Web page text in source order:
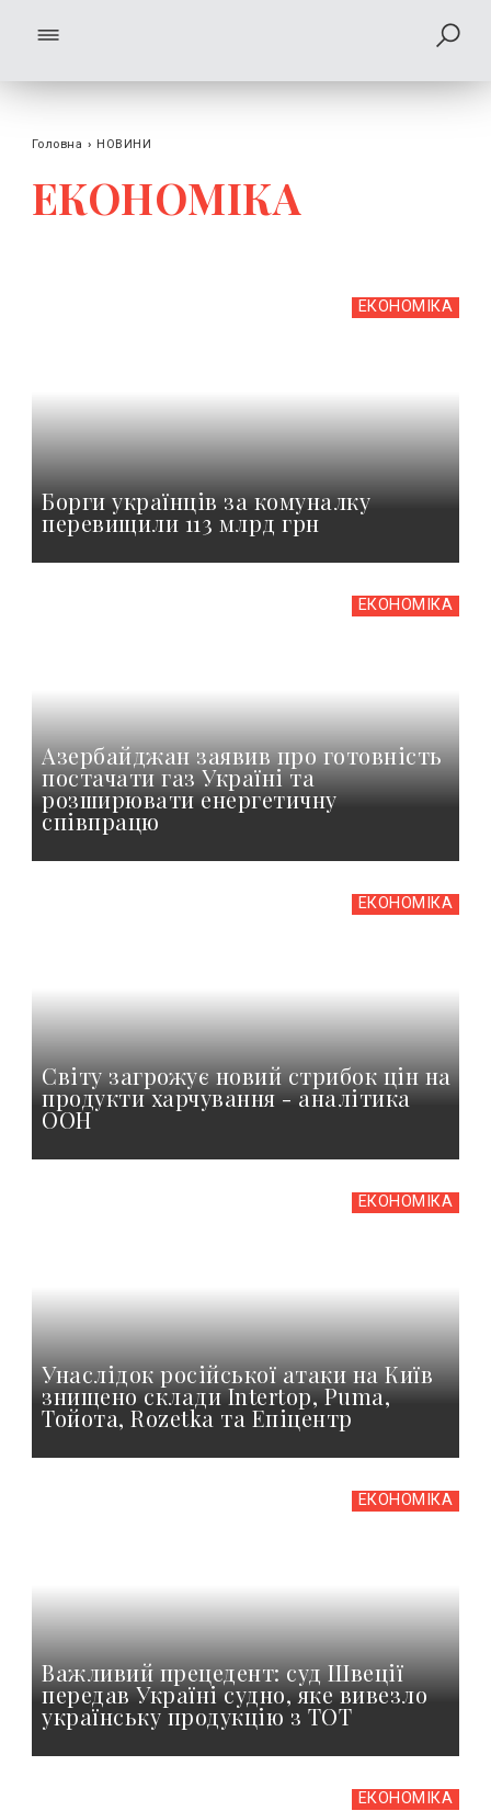
Головна › НОВИНИ
ЕКОНОМІКА
ЕКОНОМІКА
Борги українців за комуналку
перевищили 113 млрд грн
ЕКОНОМІКА
Азербайджан заявив про готовність
постачати газ Україні та
розширювати енергетичну
співпрацю
ЕКОНОМІКА
Світу загрожує новий стрибок цін на
продукти харчування - аналітика
ООН
ЕКОНОМІКА
Унаслідок російської атаки на Київ
знищено склади Intertop, Puma,
Тойота, Rozetka та Епіцентр
ЕКОНОМІКА
Важливий прецедент: суд Швеції
передав Україні судно, яке вивезло
українську продукцію з ТОТ
ЕКОНОМІКА